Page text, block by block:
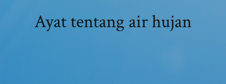
Ayat tentang air hujan